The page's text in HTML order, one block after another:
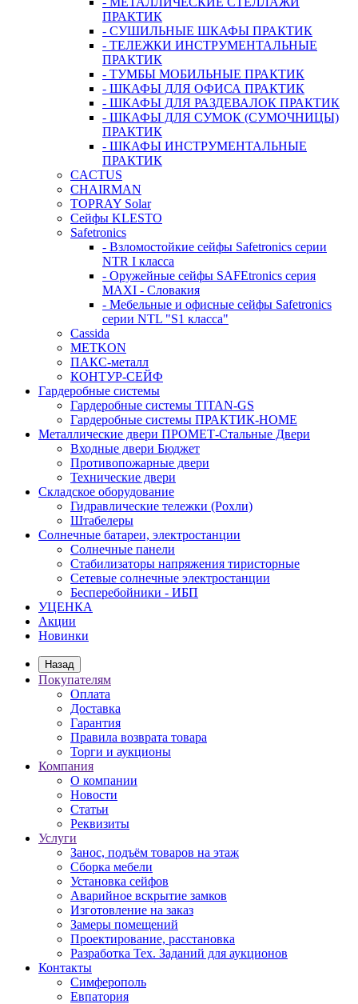
ПРАКТИК
- СУШИЛЬНЫЕ ШКАФЫ ПРАКТИК
- ТЕЛЕЖКИ ИНСТРУМЕНТАЛЬНЫЕ
ПРАКТИК
- ТУМБЫ МОБИЛЬНЫЕ ПРАКТИК
- ШКАФЫ ДЛЯ ОФИСА ПРАКТИК
- ШКАФЫ ДЛЯ РАЗДЕВАЛОК ПРАКТИК
- ШКАФЫ ДЛЯ СУМОК (СУМОЧНИЦЫ)
ПРАКТИК
- ШКАФЫ ИНСТРУМЕНТАЛЬНЫЕ
ПРАКТИК
CACTUS
CHAIRMAN
TOPRAY Solar
Сейфы KLESTO
Safetronics
- Взломостойкие сейфы Safetronics серии
NTR I класса
- Оружейные сейфы SAFEtronics серия
MAXI - Словакия
- Мебельные и офисные сейфы Safetronics
серии NTL "S1 класса"
Cassida
METKON
ПАКС-металл
КОНТУР-СЕЙФ
Гардеробные системы
Гардеробные системы TITAN-GS
Гардеробные системы ПРАКТИК-HOME
Металлические двери ПРОМЕТ-Стальные Двери
Входные двери Бюджет
Противопожарные двери
Технические двери
Складское оборудование
Гидравлические тележки (Рохли)
Штабелеры
Солнечные батареи, электростанции
Солнечные панели
Стабилизаторы напряжения тиристорные
Сетевые солнечные электростанции
Бесперебойники - ИБП
УЦЕНКА
Акции
Новинки
Назад
Покупателям
Оплата
Доставка
Гарантия
Правила возврата товара
Торги и аукционы
Компания
О компании
Новости
Статьи
Реквизиты
Услуги
Занос, подъём товаров на этаж
Сборка мебели
Установка сейфов
Аварийное вскрытие замков
Изготовление на заказ
Замеры помещений
Проектирование, расстановка
Разработка Тех. Заданий для аукционов
Контакты
Симферополь
Евпатория